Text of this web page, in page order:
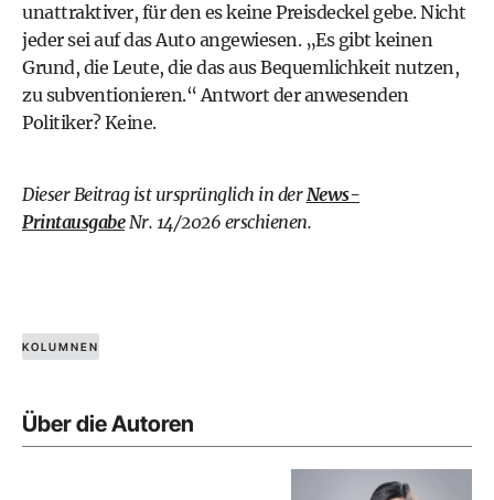
unattraktiver, für den es keine Preisdeckel gebe. Nicht
jeder sei auf das Auto angewiesen. „Es gibt keinen
Grund, die Leute, die das aus Bequemlichkeit nutzen,
zu subventionieren.“ Antwort der anwesenden
Politiker? Keine.
Dieser Beitrag ist ursprünglich in derNews-
PrintausgabeNr. 14/2026 erschienen.
KOLUMNEN
Über die Autoren